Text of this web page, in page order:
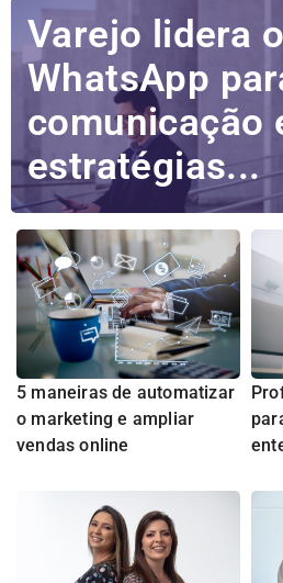
Varejo lidera
WhatsApp
comunicação
estratégias...
5 maneiras de automatizar
o marketing e ampliar
vendas online